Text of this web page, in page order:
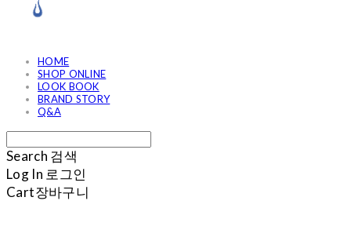
HOME
SHOP ONLINE
LOOK BOOK
BRAND STORY
Q&A
Search 검색
Log In 로그인
Cart장바구니